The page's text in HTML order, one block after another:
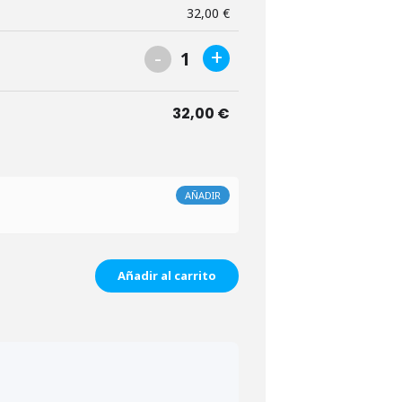
32,00 €
- 1 +
32,00 €
AÑADIR
Añadir al carrito